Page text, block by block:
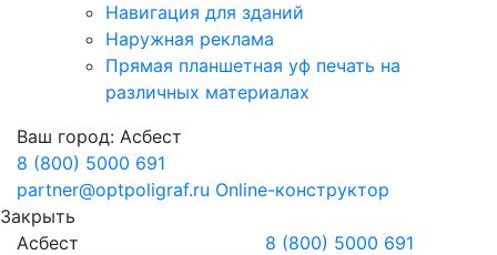
Навигация для зданий
Наружная реклама
Прямая планшетная уф печать на
различных материалах
Ваш город: Асбест
8 (800) 5000 691
partner@optpoligraf.ru Online-конструктор
Закрыть
Асбест
8 (800) 5000 691